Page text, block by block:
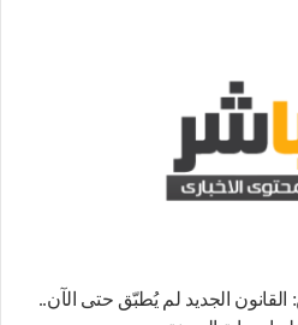
الجديد لم يُطبّق حتى الآن..